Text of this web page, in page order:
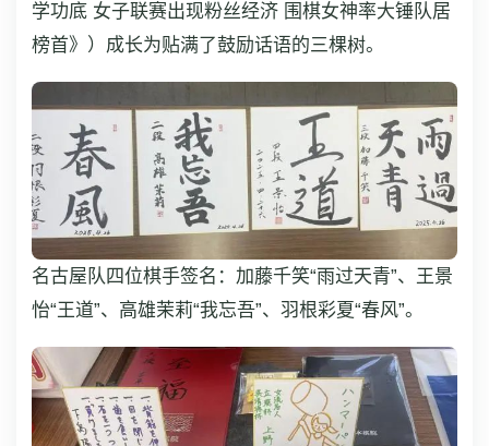
学功底 女子联赛出现粉丝经济 围棋女神率大锤队居
榜首》）成长为贴满了鼓励话语的三棵树。
名古屋队四位棋手签名：加藤千笑“雨过天青”、王景
怡“王道”、高雄茉莉“我忘吾”、羽根彩夏“春风”。